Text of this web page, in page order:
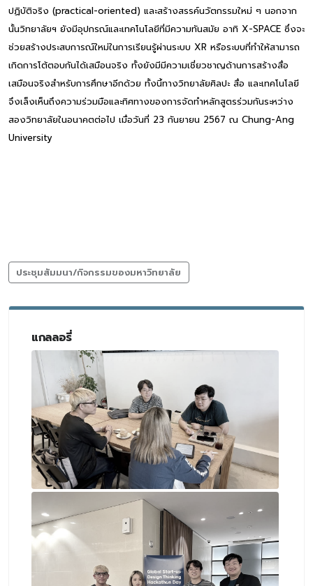
ปฏิบัติจริง (practical-oriented) และสร้างสรรค์นวัตกรรมใหม่ ๆ นอกจาก
นั้นวิทยาลัยฯ ยังมีอุปกรณ์และเทคโนโลยีที่มีความทันสมัย อาทิ X-SPACE ซึ่งจะ
ช่วยสร้างประสบการณ์ใหม่ในการเรียนรู้ผ่านระบบ XR หรือระบบที่ทำให้สามารถ
เกิดการโต้ตอบกันได้เสมือนจริง ทั้งยังมีมีความเชี่ยวชาญด้านการสร้างสื่อ
เสมือนจริงสำหรับการศึกษาอีกด้วย ทั้งนี้ทางวิทยาลัยศิลปะ สื่อ และเทคโนโลยี
จึงเล็งเห็นถึงความร่วมมือและทิศทางของการจัดทำหลักสูตรร่วมกันระหว่าง
สองวิทยาลัยในอนาคตต่อไป เมื่อวันที่ 23 กันยายน 2567 ณ Chung-Ang
University
ประชุมสัมมนา/กิจกรรมของมหาวิทยาลัย
แกลลอรี่